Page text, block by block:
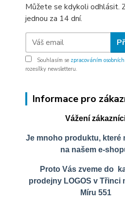
Můžete se kdykoli odhlásit.
jednou za 14 dní.
Souhlasím se zpracováním
rozesílky newsletteru.
Informace pro
Vážení
Je mnoho produktu, které
na našem e-
Proto Vás zveme do
prodejny LOGOS v Třinci
Míru 551